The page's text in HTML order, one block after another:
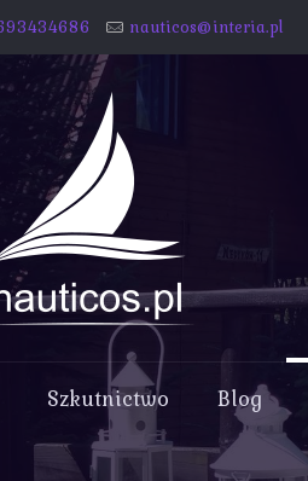
nauticos@interia.pl
Szkutnictwo Blog